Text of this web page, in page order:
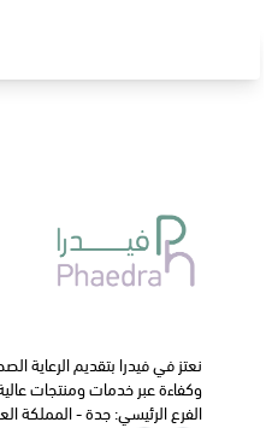
نعتز في فيدرا بتقديم الرعاية
وكفاءة عبر خدمات ومنتجات
الفرع الرئيسي: جدة - المملكة